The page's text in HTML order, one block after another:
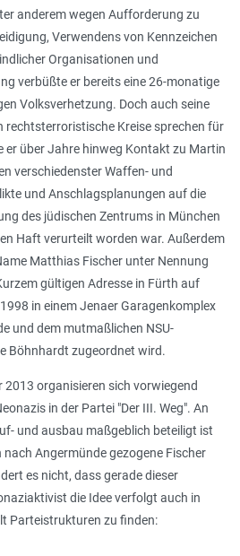
anderem wegen Aufforderung zu
Verwendens von Kennzeichen
Organisationen und
verbüßte er bereits eine 26-monatige
Volksverhetzung. Doch auch seine
rechtsterroristische Kreise sprechen für
er über Jahre hinweg Kontakt zu Martin
verschiedenster Waffen- und
und Anschlagsplanungen auf die
des jüdischen Zentrums in München
Haft verurteilt worden war. Außerdem
Matthias Fischer unter Nennung
gültigen Adresse in Fürth auf
in einem Jenaer Garagenkomplex
und dem mutmaßlichen NSU-
Böhnhardt zugeordnet wird.
2013 organisieren sich vorwiegend
in der Partei "Der III. Weg". An
und ausbau maßgeblich beteiligt ist
nach Angermünde gezogene Fischer
es nicht, dass gerade dieser
die Idee verfolgt auch in
Parteistrukturen zu finden: